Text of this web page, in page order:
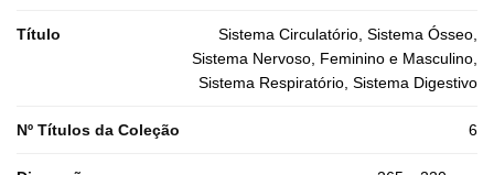
Título
Sistema Circulatório, Sistema Ósseo,
Sistema Nervoso, Feminino e Masculino,
Sistema Respiratório, Sistema Digestivo
Nº Títulos da Coleção 6